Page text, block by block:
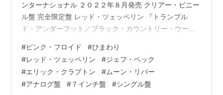
ンターナショナル ２０２２年８月発売 クリアー・ビニー
ル盤 完全限定盤 レッド・ツェッペリン 『トランプル
ド・アンダーフット／ブラック・カウントリー・ウーマ
FRIDAY） エリック・クラプトン＆ジェフ・ベック 『ム
ーン・リバー／ハウ・クッド・ウィ・ノウ』
Bushbranch/Surdog Records ２０２３年７月発売 前説
ＷＢＣで日本代表が敗退してから脱力状態が続いていま
#ピンク・フロイド #ひまわり
#レッド・ツェッペリン #ジェフ・ベック
#エリック・クラプトン #ムーン・リバー
#アナログ盤 # ７インチ盤 #シングル盤